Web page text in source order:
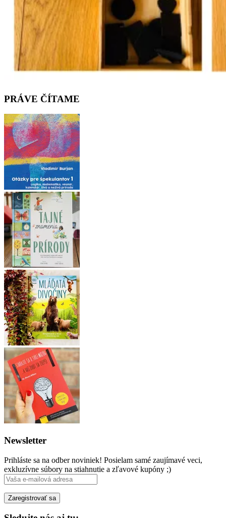
PRÁVE ČÍTAME
Newsletter
Prihláste sa na odber noviniek! Posielam samé zaujímavé veci,
exkluzívne súbory na stiahnutie a zľavové kupóny ;)